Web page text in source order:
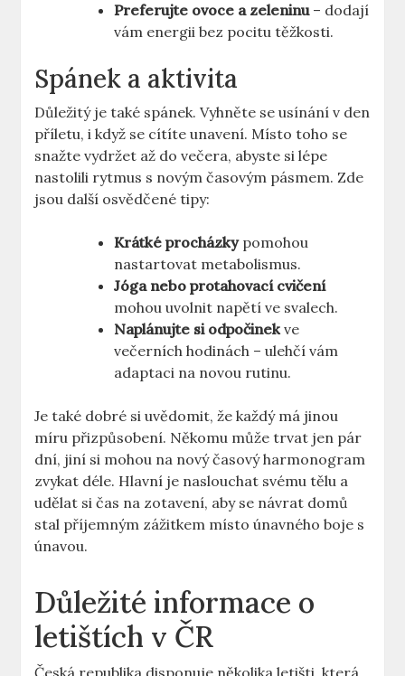
Preferujte ovoce a zeleninu– dodají
vám ⁢energii ‍bez pocitu‍ těžkosti.
Spánek a aktivita
Důležitý je také spánek. Vyhněte se usínání v den
příletu, i když se cítíte unavení. Místo toho se
snažte vydržet ⁤až ⁢do večera,​ abyste si lépe
nastolili rytmus s novým‍ časovým pásmem. Zde
jsou další osvědčené tipy:
Krátké procházkypomohou
‌nastartovat metabolismus.
Jóga ⁣nebo⁣ protahovací cvičení
mohou uvolnit ​napětí ve svalech.
Naplánujte si odpočinekve
večerních ⁣hodinách – ulehčí vám
adaptaci na novou rutinu.
Je také dobré si uvědomit, že každý má ⁤jinou‌
míru přizpůsobení. Někomu může trvat jen pár
dní, jiní si mohou na nový časový harmonogram
zvykat déle. ‍Hlavní je naslouchat svému‍ tělu a
⁤udělat si čas ⁣na zotavení, aby se návrat domů
stal příjemným zážitkem ⁤místo únavného boje s
únavou.
Důležité informace o
letištích v ČR